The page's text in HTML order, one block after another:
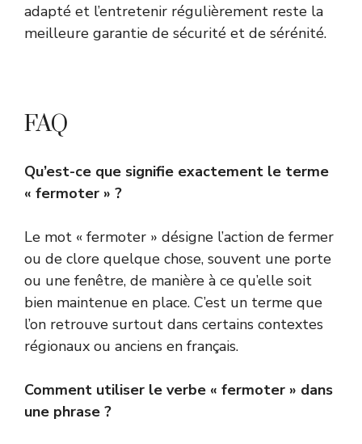
adapté et l’entretenir régulièrement reste la
meilleure garantie de sécurité et de sérénité.
FAQ
Qu’est-ce que signifie exactement le terme
« fermoter » ?
Le mot « fermoter » désigne l’action de fermer
ou de clore quelque chose, souvent une porte
ou une fenêtre, de manière à ce qu’elle soit
bien maintenue en place. C’est un terme que
l’on retrouve surtout dans certains contextes
régionaux ou anciens en français.
Comment utiliser le verbe « fermoter » dans
une phrase ?